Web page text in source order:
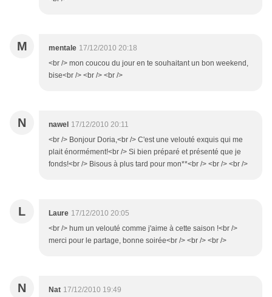
M mentale 17/12/2010 20:18
<br /> mon coucou du jour en te souhaitant un bon weekend,
bise<br /> <br /> <br />
N nawel 17/12/2010 20:11
<br /> Bonjour Doria,<br /> C'est une velouté exquis qui me
plait énormément!<br /> Si bien préparé et présenté que je
fonds!<br /> Bisous à plus tard pour mon**<br /> <br /> <br />
L Laure 17/12/2010 20:05
<br /> hum un velouté comme j'aime à cette saison !<br />
merci pour le partage, bonne soirée<br /> <br /> <br />
N Nat 17/12/2010 19:49